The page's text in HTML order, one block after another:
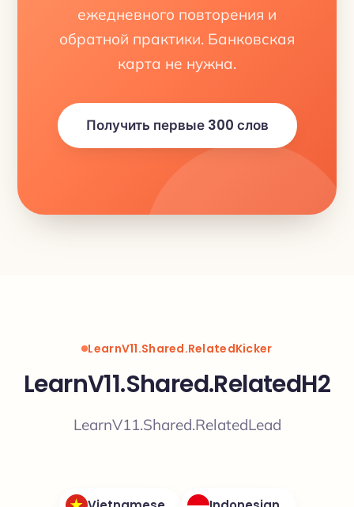
ежедневного повторения и
обратной практики. Банковская
карта не нужна.
Получить первые 300 слов
LearnV11.Shared.RelatedKicker
LearnV11.Shared.RelatedH2
LearnV11.Shared.RelatedLead